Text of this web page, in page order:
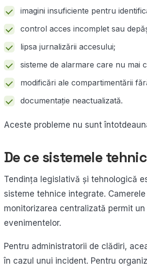
imagini insuficiente pentru
control acces incomplet sau
lipsa jurnalizării accesului;
sisteme de alarmare care nu mai
modificări ale compartimentării
documentație neactualizată.
Aceste probleme nu sunt
De ce sistemele
Tendința legislativă și tehnologică
sisteme tehnice integrate.
monitorizarea centralizată permit
evenimentelor.
Pentru administratorii de clădiri,
în cazul unui incident. Pentru